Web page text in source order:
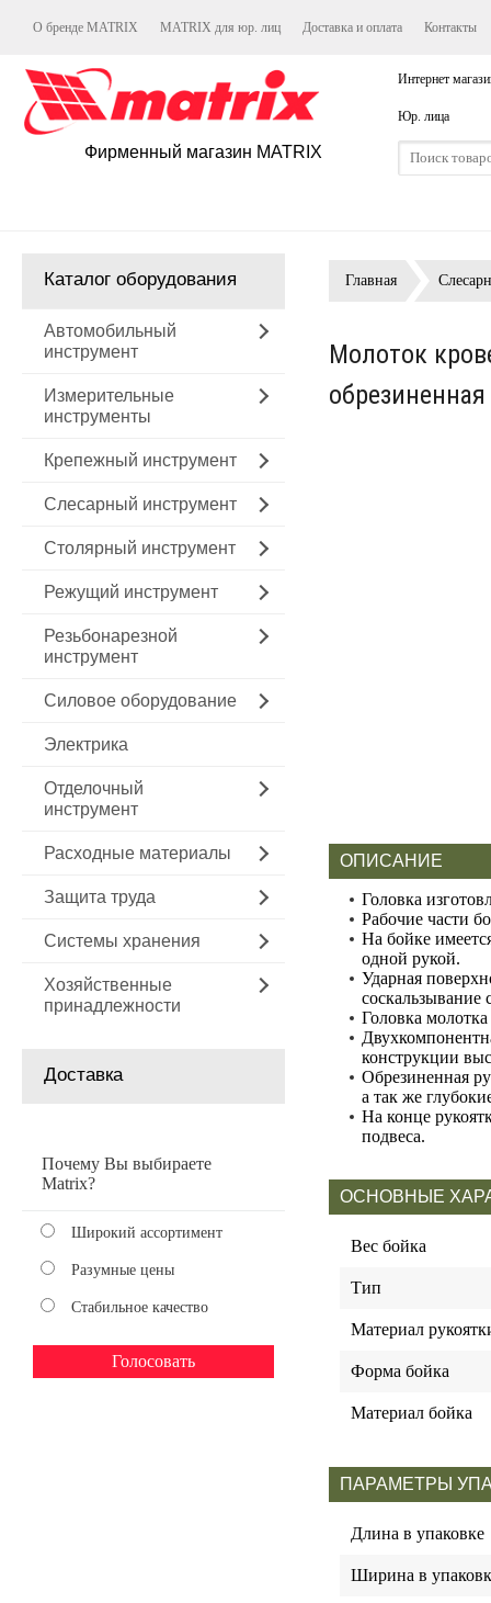
О бренде MATRIX MATRIX для юр. лиц Доставка и оплата Контакты
Фирменный магазин MATRIX
Интернет
Юр. лица
Каталог оборудования
Автомобильный
инструмент
Измерительные
инструменты
Крепежный инструмент
Слесарный инструмент
Столярный инструмент
Режущий инструмент
Резьбонарезной
инструмент
Силовое оборудование
Электрика
Отделочный
инструмент
Расходные материалы
Защита труда
Системы хранения
Хозяйственные
принадлежности
Доставка
Почему Вы выбираете
Matrix?
Широкий ассортимент
Разумные цены
Стабильное качество
Главная
Молоток
ОПИСАНИЕ
Головка
Рабочие части
На бойке
одной рукой.
Ударная
соскальзывание
Головка
конструкции
Обрезиненная
а так же
На конце
подвеса.
ОСНОВНЫЕ
Вес бойка
Тип
Материал
Форма бойка
Материал бойка
ПАРАМЕТРЫ
Длина в упаковке
Ширина в